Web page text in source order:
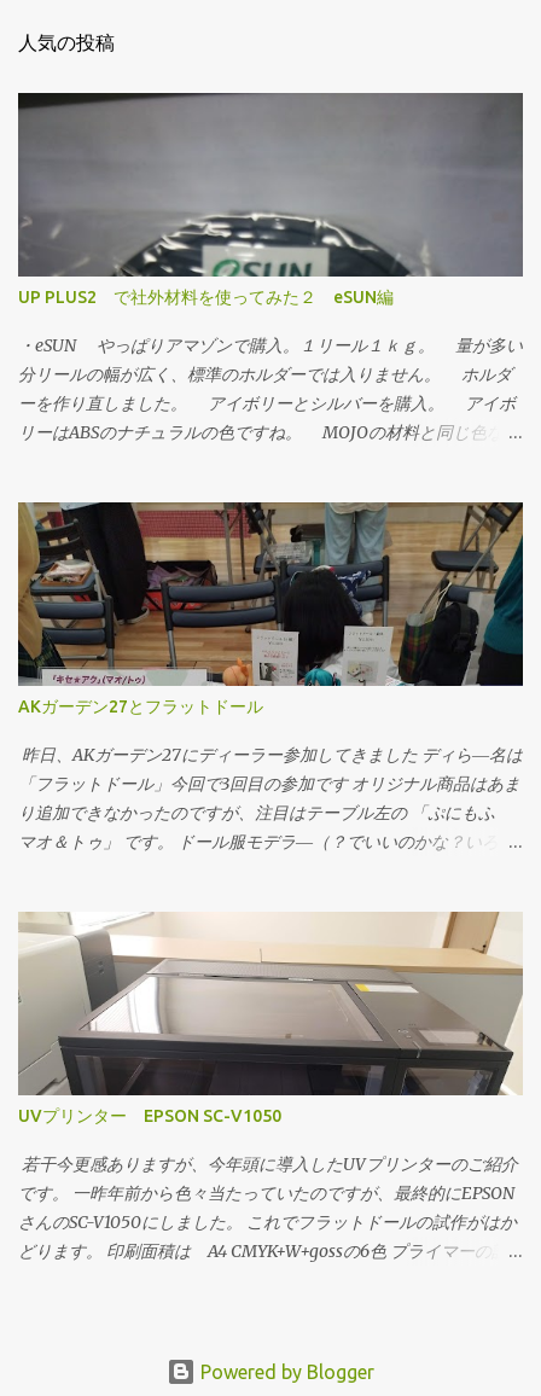
人気の投稿
UP PLUS2 で社外材料を使ってみた２ eSUN編
・eSUN やっぱりアマゾンで購入。１リール１ｋｇ。 量が多い
分リールの幅が広く、標準のホルダーでは入りません。 ホルダ
ーを作り直しました。 アイボリーとシルバーを購入。 アイボ
リーはABSのナチュラルの色ですね。 MOJOの材料と同じ色なの
ます。フィラメント状態ではラメはあまり目立ちませんが造形す
ると表面が荒れるせいか、そこそこ出てきます。 この材料は残
念ながらUPPlus2に合いませんでした。 造形ミスが頻発して使
い物になりません。 症状と原因を追究すると、 ・造形中に材料
が出なくなり、空を描く。 ・その原因はエクストルーダーの中で
材料が止まってしまう。 ・その原因は送りギアが材料を削ってし
まい、空転してしまう。 ・その原因はノズルが詰まるなりして押
し出し抵抗が高くなるか、リールが引っかかるかして引き出し抵
抗が高くなるかして、材料が動かないのにギアが回ろうとして削
ってしまう。 ・その原因は、、、良くわからない！ 材料を再挿
入すると問題なく出るのでノズルつまりではないし、止まったと
きにリールを確認しても引っかかっているわけでもない。 材料
良してコロをつけて抵抗を軽減してみたりしたのですが、やはり
止まってしまう。 温度を下げても駄目。 上手くいったときは
2時間くらい動いていたこともありますが、大概の場合数分で止ま
ってしまいます。 シルバーもアイボリーも同様。 これは残念
ながらギブアップです。 なんとなくですが、基本的に材料がや
わらかいのではないかと思います。UPPlus2の送り機構だと材料が
負けてしまうのではないかと。 他の機械なら上手くいくんでし
ょうかねぇ。
AKガーデン27とフラットドール
昨日、AKガーデン27にディーラー参加してきました ディら―名は
「フラットドール」今回で3回目の参加です オリジナル商品はあま
り追加できなかったのですが、注目はテーブル左の 「ぷにもふ
マオ＆トゥ」 です。 ドール服モデラ―（？でいいのかな？いろい
メガミデバイスというコトブキヤさんのプラモシリーズのキャラ
クターです。 委託品として卓に並べました。 ほぼ元モデルと同様
のサイズで服も着れます フラットドール（キセアクの名前も継続
して使う事にしました）の新境地といってよいでしょう。 「イラ
ストで着せ替え出来るアクスタが作れる」 キセアク！ もっと広
げていきたいですね。
UVプリンター EPSON SC-V1050
若干今更感ありますが、今年頭に導入したUVプリンターのご紹介
です。 一昨年前から色々当たっていたのですが、最終的にEPSON
さんのSC-V1050にしました。 これでフラットドールの試作がはか
どります。 印刷面積は A4 CMYK+W+gossの6色 プライマーの設
絵馬や木札も作れます。 オリジナルフラットドールの作成、アク
Powered by Blogger